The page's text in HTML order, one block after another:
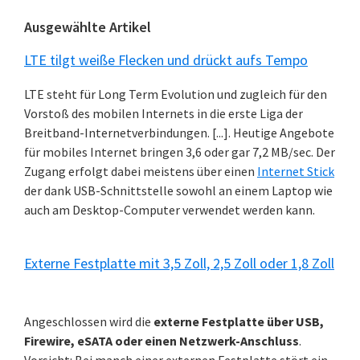
Ausgewählte Artikel
LTE tilgt weiße Flecken und drückt aufs Tempo
LTE steht für Long Term Evolution und zugleich für den
Vorstoß des mobilen Internets in die erste Liga der
Breitband-Internetverbindungen. [...]. Heutige Angebote
für mobiles Internet bringen 3,6 oder gar 7,2 MB/sec. Der
Zugang erfolgt dabei meistens über einen Internet Stick
der dank USB-Schnittstelle sowohl an einem Laptop wie
auch am Desktop-Computer verwendet werden kann.
Externe Festplatte mit 3,5 Zoll, 2,5 Zoll oder 1,8 Zoll
Angeschlossen wird die externe Festplatte über USB,
Firewire, eSATA oder einen Netzwerk-Anschluss.